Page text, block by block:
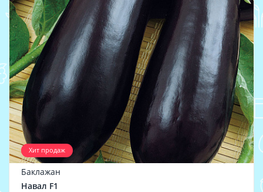
Хит продаж
Баклажан
Навал F1